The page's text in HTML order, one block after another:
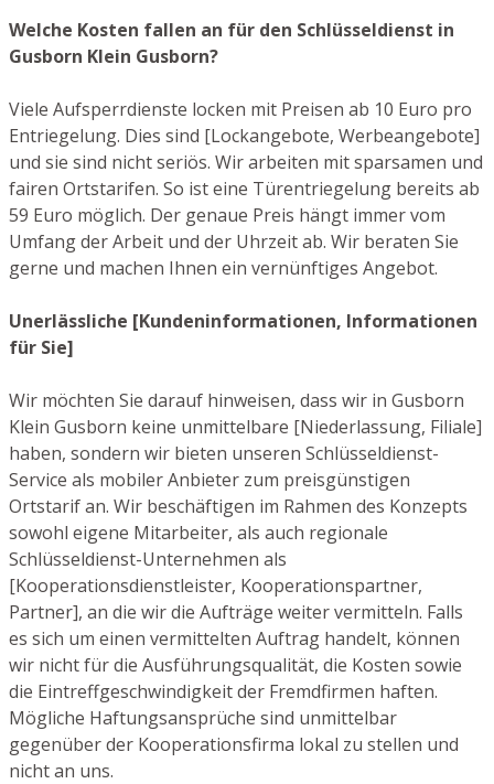
Welche Kosten fallen an für den Schlüsseldienst in
Gusborn Klein Gusborn?
Viele Aufsperrdienste locken mit Preisen ab 10 Euro pro
Entriegelung. Dies sind [Lockangebote, Werbeangebote]
und sie sind nicht seriös. Wir arbeiten mit sparsamen und
fairen Ortstarifen. So ist eine Türentriegelung bereits ab
59 Euro möglich. Der genaue Preis hängt immer vom
Umfang der Arbeit und der Uhrzeit ab. Wir beraten Sie
gerne und machen Ihnen ein vernünftiges Angebot.
Unerlässliche [Kundeninformationen, Informationen
für Sie]
Wir möchten Sie darauf hinweisen, dass wir in Gusborn
Klein Gusborn keine unmittelbare [Niederlassung, Filiale]
haben, sondern wir bieten unseren Schlüsseldienst-
Service als mobiler Anbieter zum preisgünstigen
Ortstarif an. Wir beschäftigen im Rahmen des Konzepts
sowohl eigene Mitarbeiter, als auch regionale
Schlüsseldienst-Unternehmen als
[Kooperationsdienstleister, Kooperationspartner,
Partner], an die wir die Aufträge weiter vermitteln. Falls
es sich um einen vermittelten Auftrag handelt, können
wir nicht für die Ausführungsqualität, die Kosten sowie
die Eintreffgeschwindigkeit der Fremdfirmen haften.
Mögliche Haftungsansprüche sind unmittelbar
gegenüber der Kooperationsfirma lokal zu stellen und
nicht an uns.